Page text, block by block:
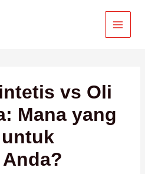
vs Oli
Mana yang